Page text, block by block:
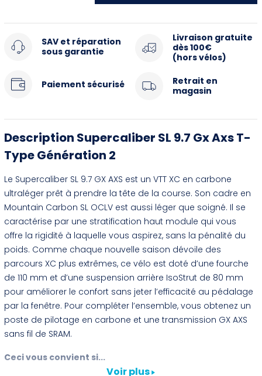
Voir plus
SAV et réparation
sous garantie
Paiement sécurisé
Livraison gratuite
dès 100€
(hors vélos)
Retrait en
magasin
Description Supercaliber SL 9.7 Gx Axs T-
Type Génération 2
Le Supercaliber SL 9.7 GX AXS est un VTT XC en carbone
ultraléger prêt à prendre la tête de la course. Son cadre en
Mountain Carbon SL OCLV est aussi léger que soigné. Il se
caractérise par une stratification haut module qui vous
offre la rigidité à laquelle vous aspirez, sans la pénalité du
poids. Comme chaque nouvelle saison dévoile des
parcours XC plus extrêmes, ce vélo est doté d’une fourche
de 110 mm et d’une suspension arrière IsoStrut de 80 mm
pour améliorer le confort sans jeter l’efficacité au pédalage
par la fenêtre. Pour compléter l’ensemble, vous obtenez un
poste de pilotage en carbone et une transmission GX AXS
sans fil de SRAM.
Ceci vous convient si...